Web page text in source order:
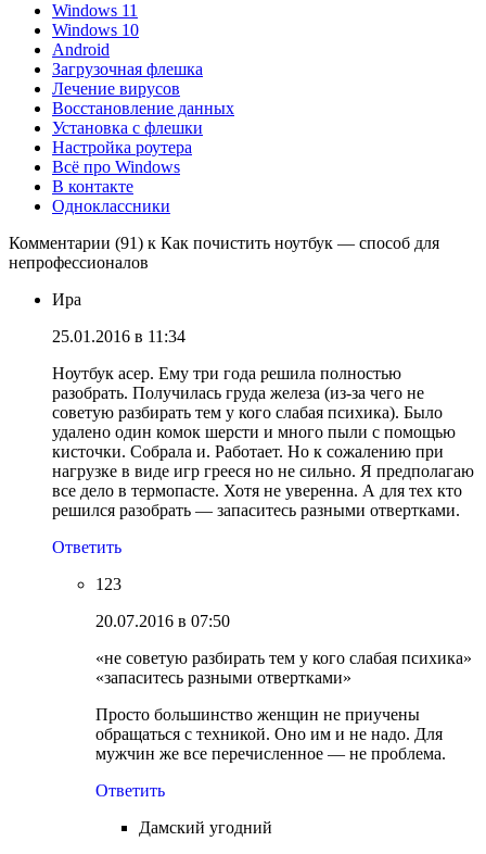
Windows 11
Windows 10
Android
Загрузочная флешка
Лечение вирусов
Восстановление данных
Установка с флешки
Настройка роутера
Всё про Windows
В контакте
Одноклассники
Комментарии (91) к Как почистить ноутбук — способ для
непрофессионалов
Ира
25.01.2016 в 11:34
Ноутбук асер. Ему три года решила полностью
разобрать. Получилась груда железа (из-за чего не
советую разбирать тем у кого слабая психика). Было
удалено один комок шерсти и много пыли с помощью
кисточки. Собрала и. Работает. Но к сожалению при
нагрузке в виде игр грееся но не сильно. Я предполагаю
все дело в термопасте. Хотя не уверенна. А для тех кто
решился разобрать — запаситесь разными отвертками.
Ответить
123
20.07.2016 в 07:50
«не советую разбирать тем у кого слабая психика»
«запаситесь разными отвертками»
Просто большинство женщин не приучены
обращаться с техникой. Оно им и не надо. Для
мужчин же все перечисленное — не проблема.
Ответить
Дамский угодний